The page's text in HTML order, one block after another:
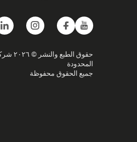
حقوق
المحدودة
جميع الحقوق محفوظة